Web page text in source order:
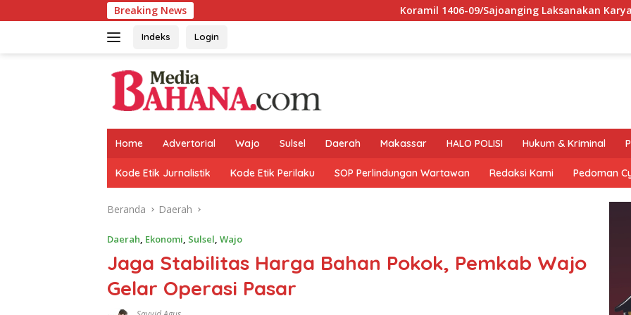
ke
Breaking News Koramil 1406-09/Sajoanging Laksanakan Karya Bhakti
Indeks Login
Home Advertorial Wajo Sulsel Daerah Makassar HALO POLISI Hukum & Kriminal
Kode Etik Jurnalistik Kode Etik Perilaku SOP Perlindungan Wartawan Redaksi Kami Pedoman
Beranda Daerah
Daerah, Ekonomi, Sulsel, Wajo
Jaga Stabilitas Harga Bahan Pokok, Pemkab Wajo
Gelar Operasi Pasar